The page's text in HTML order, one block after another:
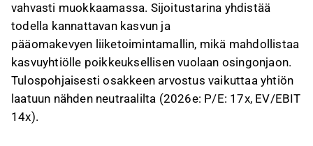
Yhtiön liiketoiminta on pääomakevyt ja
skaalautuva, ja se on ulkoistanut
pääomaraskaat toiminnot, mikä mahdollistaa
korkean pääoman tuoton (2024-2025: 93-131
%).
Frameryn osakkeen arvostus (2026e: P/E: 17x,
EV/EBIT: 14x) on neutraali yhtiön kannattavaan
vahvasti muokkaamassa. Sijoitustarina yhdistää
todella kannattavan kasvun ja
pääomakevyen liiketoimintamallin, mikä mahdollistaa
kasvuyhtiölle poikkeuksellisen vuolaan osingonjaon.
Tulospohjaisesti osakkeen arvostus vaikuttaa yhtiön
laatuun nähden neutraalilta (2026e: P/E: 17x, EV/EBIT
14x).